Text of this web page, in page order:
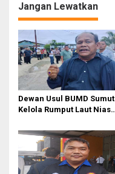
a
s
i
p
o
s
Jangan Lewatkan
Dewan Usul BUMD Sumut
Kelola Rumput Laut Nias